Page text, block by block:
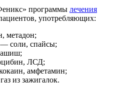
программы лечения
употребляющих:
метадон;
— соли, спайсы;
ЛСД;
амфетамин;
из зажигалок.